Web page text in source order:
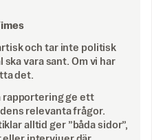
och tar inte politisk
vara sant. Om vi har
det.
rapportering ge ett
relevanta frågor.
alltid ger ”båda sidor”,